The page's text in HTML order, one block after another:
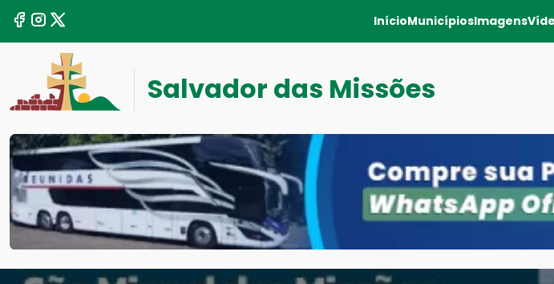
InícioMunicípiosImagens
Salvador das Missões